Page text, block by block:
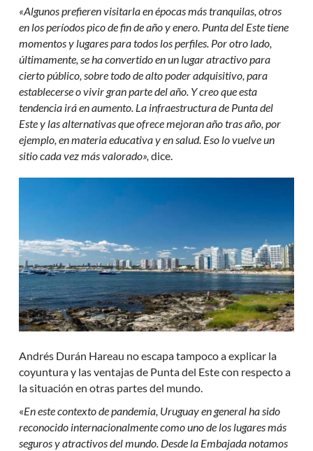
«Algunos prefieren visitarla en épocas más tranquilas, otros
en los períodos pico de fin de año y enero. Punta del Este tiene
momentos y lugares para todos los perfiles. Por otro lado,
últimamente, se ha convertido en un lugar atractivo para
cierto público, sobre todo de alto poder adquisitivo, para
establecerse o vivir gran parte del año. Y creo que esta
tendencia irá en aumento. La infraestructura de Punta del
Este y las alternativas que ofrece mejoran año tras año, por
ejemplo, en materia educativa y en salud. Eso lo vuelve un
sitio cada vez más valorado»,dice.
Andrés Durán Hareau no escapa tampoco a explicar la
coyuntura y las ventajas de Punta del Este con respecto a
la situación en otras partes del mundo.
«En este contexto de pandemia, Uruguay en general ha sido
reconocido internacionalmente como uno de los lugares más
seguros y atractivos del mundo. Desde la Embajada notamos